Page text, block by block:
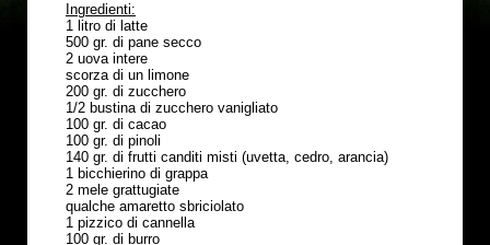
Ingredienti:
1 litro di latte
500 gr. di pane secco
2 uova intere
scorza di un limone
200 gr. di zucchero
1/2 bustina di zucchero vanigliato
100 gr. di cacao
100 gr. di pinoli
140 gr. di frutti canditi misti (uvetta, cedro, arancia)
1 bicchierino di grappa
2 mele grattugiate
qualche amaretto sbriciolato
1 pizzico di cannella
100 gr. di burro